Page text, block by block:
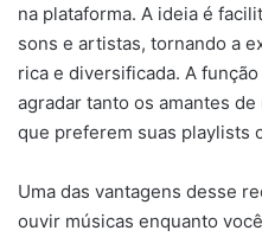
na plataforma. A ideia é
sons e artistas, tornando a
rica e diversificada. A
agradar tanto os amantes
que preferem suas playlists
Uma das vantagens desse
ouvir músicas enquanto